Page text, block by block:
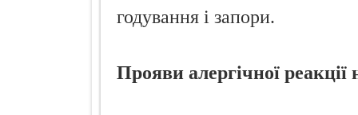
годування і запори.
Прояви алергічної